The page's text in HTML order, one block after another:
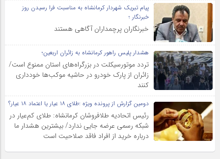
پیام تبریک شهردار کرمانشاه به مناسبت فرا رسیدن روز
خبرنگار ؛
خبرنگاران پرچمداران آگاهی هستند
هشدار پلیس راهور کرمانشاه به زائران اربعین؛
تردد موتورسیکلت در بزرگراه‌های استان ممنوع است/
زائران از پارک خودرو در حاشیه موکب‌ها خودداری
کنند
دومین گزارش از پرونده ویژه :طلای ۱۸ عیار یا اعتماد ۱۸ عیار؟
رئیس اتحادیه طلافروشان کرمانشاه: طلای کم‌عیار در
شبکه رسمی عرضه جایی ندارد/ بیشترین هشدار ما
درباره خرید از افراد فاقد صلاحیت است